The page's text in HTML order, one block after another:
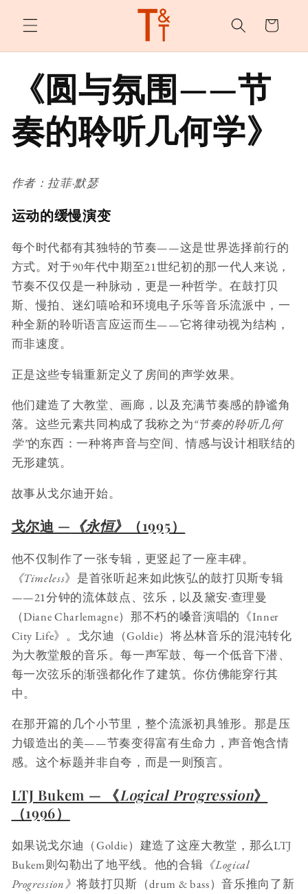
容
物
《圆与氛围——节
奏的聆听几何学》
作者：拉菲·默瑟
运动的缓慢演变
每个时代都有其独特的节奏——这是世界选择前行的
方式。对于90年代中期至21世纪初的那一代人来说，
节奏不仅仅是一种脉动，更是一种哲学。在鼓打贝
斯、慢拍、迷幻嘻哈和环境电子乐等音乐流派中，一
种全新的聆听语言应运而生——它将律动视为结构，
而非速度。
正是这些专辑重新定义了房间的声学效果。
他们建造了大教堂、画廊，以及充满节奏感的静谧角
落。这些元素共同构成了我称之为“节奏的聆听几何
学”的东西：一种将声音与空间、情感与设计相联结的
无形建筑。
故事从戈尔迪开始。
戈尔迪 — 《永恒》 （1995）
他不仅制作了一张专辑，更竖起了一座丰碑。
《Timeless》是首张听起来如此恢弘的鼓打贝斯专辑
——21分钟的流体鼓点、弦乐，以及黛安·查理曼
（Diane Charlemagne）那不朽的嗓音演唱的《Inner
City Life》。戈尔迪（Goldie）将丛林音乐的混沌转化
为大教堂般的音乐。每一声军鼓、每一个低音下潜、
每一次弦乐的渐强都化作了建筑。你仿佛能穿行其
中。
在那开篇的几个小节里，整个流派初具雏形。那是压
力锻造出的美——节奏变得富有生命力，声音饱含情
感。这个标题并非自夸，而是一则预言。
LTJ Bukem — 《Logical Progression》
（1996）
如果说戈尔迪（Goldie）建造了这座大教堂，那么LTJ
Bukem则勾勒出了地平线。他的合辑 《Logical
Progression》将鼓打贝斯（drum & bass）音乐推向了新